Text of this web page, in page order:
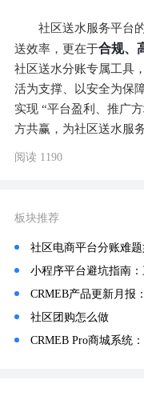
社区送水服务平台
送效率，更在于合规、
社区送水分账专属工具
活为支撑、以安全为保
实现 “平台盈利、推广
方共赢，为社区送水服
阅读 1190
板块推荐
社区电商平台分账难题如何
小程序平台避坑指南：三
CRMEB产品更新月报
社区团购怎么做
CRMEB Pro商城系统